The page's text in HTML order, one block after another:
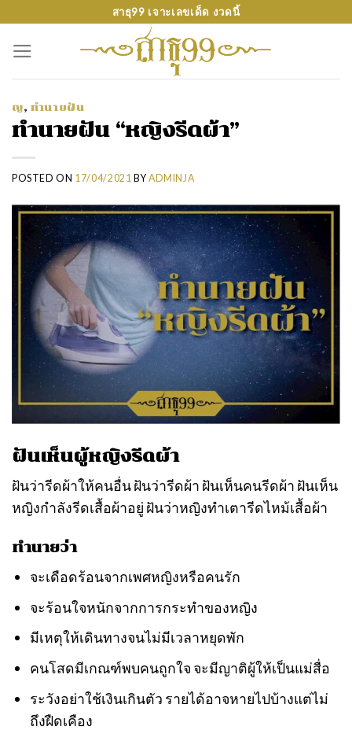
content
สาธุ99 เจาะเลขเด็ด งวดนี้
ญ, ทำนายฝัน
ทำนายฝัน “หญิงรีดผ้า”
POSTED ON 17/04/2021 BY ADMINJA
ฝันเห็นผู้หญิงรีดผ้า
ฝันว่ารีดผ้าให้คนอื่น ฝันว่ารีดผ้า ฝันเห็นคนรีดผ้า ฝันเห็น
หญิงกำลังรีดเสื้อผ้าอยู่ ฝันว่าหญิงทำเตารีดไหม้เสื้อผ้า
ทำนายว่า
จะเดือดร้อนจากเพศหญิงหรือคนรัก
จะร้อนใจหนักจากการกระทำของหญิง
มีเหตุให้เดินทางจนไม่มีเวลาหยุดพัก
คนโสดมีเกณฑ์พบคนถูกใจ จะมีญาติผู้ให้เป็นแม่สื่อ
ระวังอย่าใช้เงินเกินตัว รายได้อาจหายไปบ้างแต่ไม่
ถึงฝืดเคือง